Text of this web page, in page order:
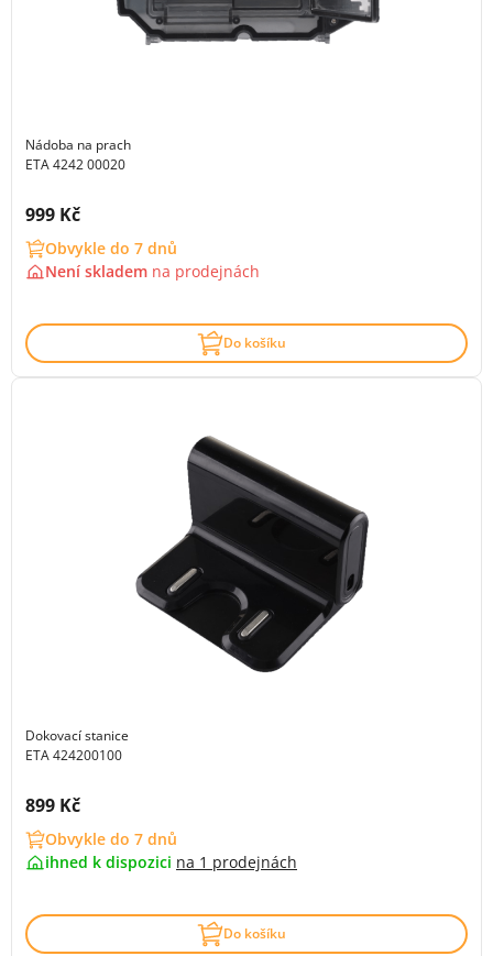
Nádoba na prach
ETA 4242 00020
Cena s DPH:
999 Kč
Obvykle do 7 dnů
Není skladem na prodejnách
Do košíku
Dokovací stanice
ETA 424200100
Cena s DPH:
899 Kč
Obvykle do 7 dnů
ihned k dispozici na 1 prodejnách
Do košíku